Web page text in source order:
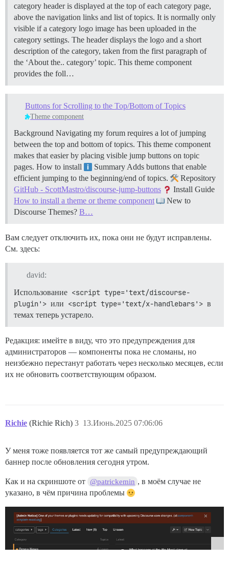
category header is displayed at the top of each category page,
above the navigation links and list of topics. It is normally only
visible if a category logo image has been uploaded in the
category settings. The header displays the logo and a short
description of the category, taken from the first paragraph of
the ‘About the.. category’ topic. This theme component
provides the foll…
Buttons for Scrolling to the Top/Bottom of Topics
Theme component
Background Navigating my forum requires a lot of jumping
between the top and bottom of topics. This theme component
makes that easier by placing visible jump buttons on topic
pages. How to install
Summary Adds buttons that enable
efficient jumping to the beginning/end of topics.
Repository
GitHub - ScottMastro/discourse-jump-buttons
Install Guide
How to install a theme or theme component
New to
Discourse Themes? B…
Вам следует отключить их, пока они не будут исправлены.
См. здесь:
david:
Использование <script type='text/discourse-
plugin'> или <script type='text/x-handlebars'> в
темах теперь устарело.
Редакция: имейте в виду, что это предупреждения для
администраторов — компоненты пока не сломаны, но
неизбежно перестанут работать через несколько месяцев, если
их не обновить соответствующим образом.
Richie (Richie Rich) 13.Июнь.2025 07:06:06
3
У меня тоже появляется тот же самый предупреждающий
баннер после обновления сегодня утром.
Как и на скриншоте от @patrickemin , в моём случае не
указано, в чём причина проблемы